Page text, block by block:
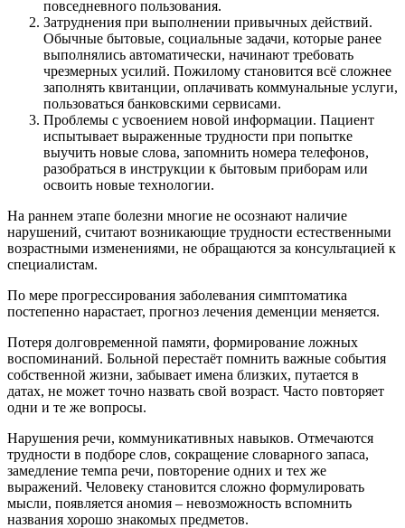
повседневного пользования.
Затруднения при выполнении привычных действий.
Обычные бытовые, социальные задачи, которые ранее
выполнялись автоматически, начинают требовать
чрезмерных усилий. Пожилому становится всё сложнее
заполнять квитанции, оплачивать коммунальные услуги,
пользоваться банковскими сервисами.
Проблемы с усвоением новой информации. Пациент
испытывает выраженные трудности при попытке
выучить новые слова, запомнить номера телефонов,
разобраться в инструкции к бытовым приборам или
освоить новые технологии.
На раннем этапе болезни многие не осознают наличие
нарушений, считают возникающие трудности естественными
возрастными изменениями, не обращаются за консультацией к
специалистам.
По мере прогрессирования заболевания симптоматика
постепенно нарастает, прогноз лечения деменции меняется.
Потеря долговременной памяти, формирование ложных
воспоминаний. Больной перестаёт помнить важные события
собственной жизни, забывает имена близких, путается в
датах, не может точно назвать свой возраст. Часто повторяет
одни и те же вопросы.
Нарушения речи, коммуникативных навыков. Отмечаются
трудности в подборе слов, сокращение словарного запаса,
замедление темпа речи, повторение одних и тех же
выражений. Человеку становится сложно формулировать
мысли, появляется аномия – невозможность вспомнить
названия хорошо знакомых предметов.